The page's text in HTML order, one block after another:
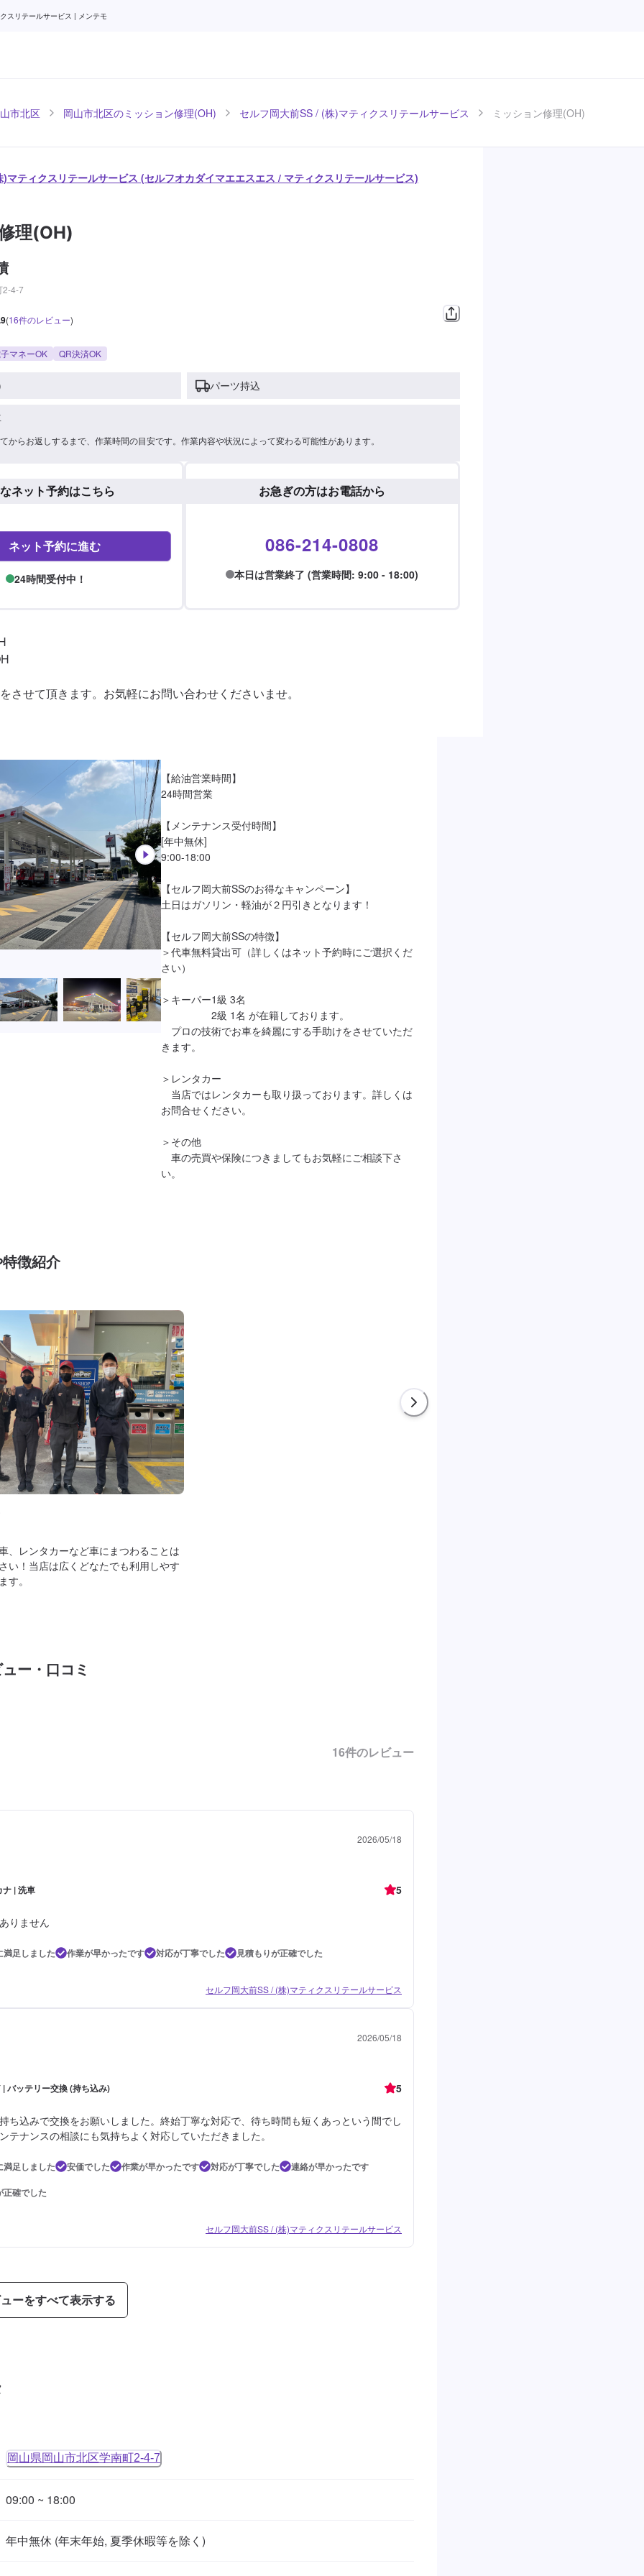
スリテールサービス | メンテモ
市北区 岡山市北区のミッション修理(OH) セルフ岡大前SS / (株)マティクスリテールサービス ミッション修理(OH)
マティクスリテールサービス (セルフオカダイマエエスエス / マティクスリテールサービス)
理(OH)
2-4-7
(16件のレビュー)
マネーOK QR決済OK
パーツ持込
からお返しするまで、作業時間の目安です。作業内容や状況によって変わる可能性があります。
ネット予約はこちら
ネット予約に進む
24時間受付中！
お急ぎの方はお電話から
086-214-0808
本日は営業終了 (営業時間: 9:00 - 18:00)
させて頂きます。お気軽にお問い合わせくださいませ。
【給油営業時間】
24時間営業
【メンテナンス受付時間】
[年中無休]
9:00-18:00
【セルフ岡大前SSのお得なキャンペーン】
土日はガソリン・軽油が２円引きとなります！
【セルフ岡大前SSの特徴】
＞代車無料貸出可（詳しくはネット予約時にご選択くだ
さい）
＞キーパー1級 3名
2級 1名 が在籍しております。
プロの技術でお車を綺麗にする手助けをさせていただ
きます。
＞レンタカー
当店ではレンタカーも取り扱っております。詳しくは
お問合せください。
＞その他
車の売買や保険につきましてもお気軽にご相談下さ
い。
徴紹介
、レンタカーなど車にまつわることは
い！当店は広くどなたでも利用しやす
す。
ー・口コミ
16件のレビュー
2026/05/18
| 洗車 5
りません
満足しました 作業が早かったです 対応が丁寧でした 見積もりが正確でした
セルフ岡大前SS / (株)マティクスリテールサービス
2026/05/18
バッテリー交換 (持ち込み) 5
ち込みで交換をお願いしました。終始丁寧な対応で、待ち時間も短くあっという間でし
テナンスの相談にも気持ちよく対応していただきました。
満足しました 安価でした 作業が早かったです 対応が丁寧でした
連絡が早かったです
正確でした
セルフ岡大前SS / (株)マティクスリテールサービス
ーをすべて表示する
岡山県岡山市北区学南町2-4-7
09:00 ~ 18:00
年中無休 (年末年始, 夏季休暇等を除く)